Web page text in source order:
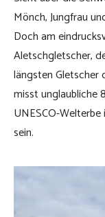
Mönch, Jungfrau
Doch am
Aletschgletscher,
längsten Gletscher
misst unglaubliche
UNESCO-
sein.